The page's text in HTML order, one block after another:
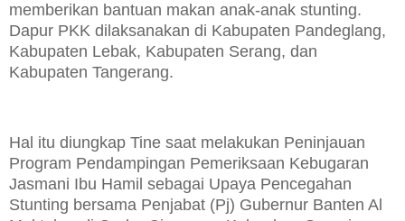
memberikan bantuan makan anak-anak stunting.
Dapur PKK dilaksanakan di Kabupaten Pandeglang,
Kabupaten Lebak, Kabupaten Serang, dan
Kabupaten Tangerang.
Hal itu diungkap Tine saat melakukan Peninjauan
Program Pendampingan Pemeriksaan Kebugaran
Jasmani Ibu Hamil sebagai Upaya Pencegahan
Stunting bersama Penjabat (Pj) Gubernur Banten Al